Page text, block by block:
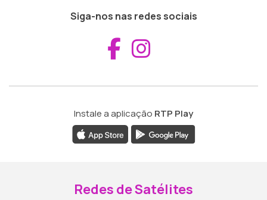
Siga-nos nas redes sociais
Aceder ao
Instale a aplicação RTP Play
Redes de Satélites